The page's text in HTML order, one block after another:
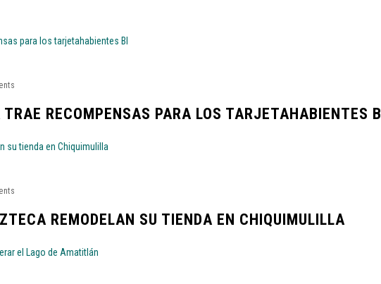
TRAE RECOMPENSAS PARA LOS TARJETAHABIENTES BI
REMODELAN SU TIENDA EN CHIQUIMULILLA